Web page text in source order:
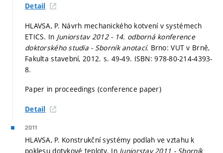
Detail
HLAVSA, P. Návrh mechanického kotvení v systémech
ETICS. In Juniorstav 2012 - 14. odborná konference
doktorského studia - Sborník anotací. Brno: VUT v Brně,
Fakulta stavební, 2012. s. 49-49. ISBN: 978-80-214-4393-
8.
Paper in proceedings (conference paper)
Detail
2011
HLAVSA, P. Konstrukční systémy podlah ve vztahu k
poklesu dotykové teploty. In Juniorstav 2011 - Sborník